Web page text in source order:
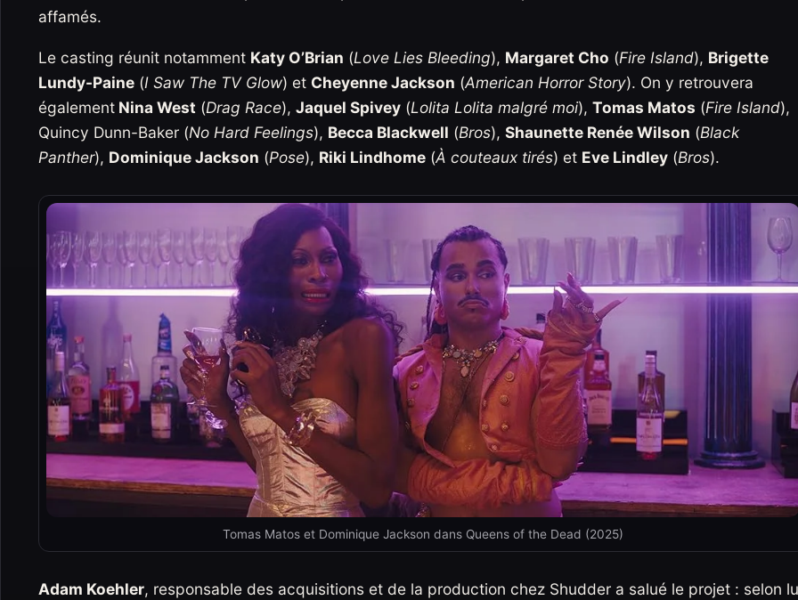
affamés.
Le casting réunit notamment Katy O’Brian (Love Lies Bleeding), Margaret Cho (Fire Island), Brigette
Lundy-Paine (I Saw The TV Glow) et Cheyenne Jackson (American Horror Story). On y retrouvera
également Nina West (Drag Race), Jaquel Spivey (Lolita Lolita malgré moi), Tomas Matos (Fire Island),
Quincy Dunn-Baker (No Hard Feelings), Becca Blackwell (Bros), Shaunette Renée Wilson (Black
Panther), Dominique Jackson (Pose), Riki Lindhome (À couteaux tirés) et Eve Lindley (Bros).
Tomas Matos et Dominique Jackson dans Queens of the Dead (2025)
Adam Koehler, responsable des acquisitions et de la production chez Shudder a salué le projet : selon